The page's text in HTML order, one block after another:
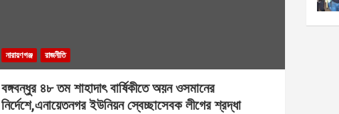
নারায়ণগঞ্জ রাজনীতি
বঙ্গবন্ধুর ৪৮ তম শাহাদাৎ বার্ষিকীতে অয়ন ওসমানের
নির্দেশে,এনায়েতনগর ইউনিয়ন স্বেচ্ছাসেবক লীগের শ্রদ্ধা